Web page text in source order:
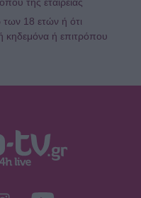
και η
18 ετών ή ότι
κηδεμόνα ή επιτρόπου